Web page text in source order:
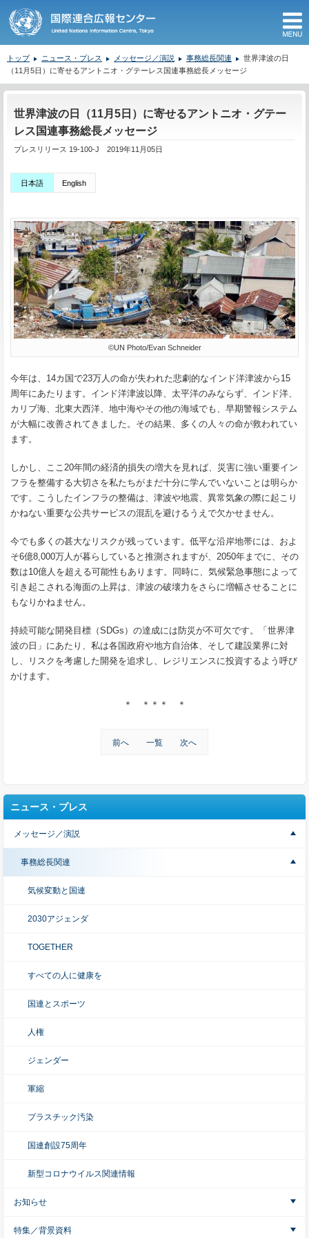
トップ ニュース・プレス メッセージ／演説 事務総長関連
世界津波の日
（11月5日）に寄せるアントニオ・グテーレス国連事務総長メッセージ
世界津波の日（11月5日）に寄せるアントニオ・グテー
レス国連事務総長メッセージ
プレスリリース 19-100-J 2019年11月05日
日本語 English
©UN Photo/Evan Schneider
今年は、14カ国で23万人の命が失われた悲劇的なインド洋津波から15
周年にあたります。インド洋津波以降、太平洋のみならず、インド洋、
カリブ海、北東大西洋、地中海やその他の海域でも、早期警報システム
が大幅に改善されてきました。その結果、多くの人々の命が救われてい
ます。
しかし、ここ20年間の経済的損失の増大を見れば、災害に強い重要イン
フラを整備する大切さを私たちがまだ十分に学んでいないことは明らか
です。こうしたインフラの整備は、津波や地震、異常気象の際に起こり
かねない重要な公共サービスの混乱を避けるうえで欠かせません。
今でも多くの甚大なリスクが残っています。低平な沿岸地帯には、およ
そ6億8,000万人が暮らしていると推測されますが、2050年までに、その
数は10億人を超える可能性もあります。同時に、気候緊急事態によって
引き起こされる海面の上昇は、津波の破壊力をさらに増幅させることに
もなりかねません。
持続可能な開発目標（SDGs）の達成には防災が不可欠です。「世界津
波の日」にあたり、私は各国政府や地方自治体、そして建設業界に対
し、リスクを考慮した開発を追求し、レジリエンスに投資するよう呼び
かけます。
＊ ＊＊＊ ＊
前へ 一覧 次へ
ニュース・プレス
メッセージ／演説
事務総長関連
気候変動と国連
2030アジェンダ
TOGETHER
すべての人に健康を
国連とスポーツ
人権
ジェンダー
軍縮
プラスチック汚染
国連創設75周年
新型コロナウイルス関連情報
お知らせ
特集／背景資料